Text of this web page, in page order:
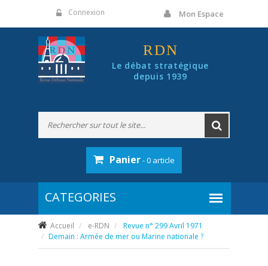
Connexion Mon Espace
RDN
Le débat stratégique
depuis 1939
Panier- 0 article
Accueil e-RDN
Revue n° 299 Avril 1971
Demain : Armée de mer ou Marine nationale ?